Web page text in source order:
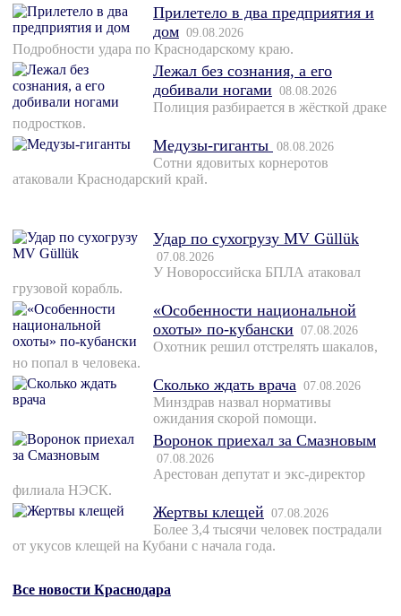
Прилетело в два предприятия и
дом 09.08.2026
Подробности удара по Краснодарскому краю.
Лежал без сознания, а его
добивали ногами 08.08.2026
Полиция разбирается в жёсткой драке
подростков.
Медузы-гиганты 08.08.2026
Сотни ядовитых корнеротов
атаковали Краснодарский край.
Удар по сухогрузу MV Güllük
07.08.2026
У Новороссийска БПЛА атаковал
грузовой корабль.
«Особенности национальной
охоты» по-кубански 07.08.2026
Охотник решил отстрелять шакалов,
но попал в человека.
Сколько ждать врача 07.08.2026
Минздрав назвал нормативы
ожидания скорой помощи.
Воронок приехал за Смазновым
07.08.2026
Арестован депутат и экс-директор
филиала НЭСК.
Жертвы клещей 07.08.2026
Более 3,4 тысячи человек пострадали
от укусов клещей на Кубани с начала года.
Все новости Краснодара